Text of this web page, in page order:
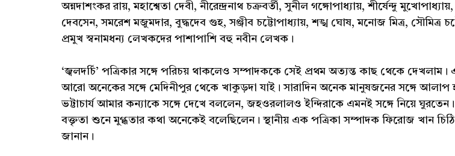
অন্নদাশংকর রায়, মহাশ্বেতা দেবী, নীরেন্দ্রনাথ চক্রবর্তী, সুনীল গঙ্গোপাধ্যায়, শীর্ষেন্দু
দেবসেন, সমরেশ মজুমদার, বুদ্ধদেব গুহ, সঞ্জীব চট্টোপাধ্যায়, শঙ্খ ঘোষ, মনোজ মিত্র, সৌমিত্র
প্রমুখ স্বনামধন্য লেখকদের পাশাপাশি বহু নবীন লেখক।
‘জ্বলদর্চি’ পত্রিকার সঙ্গে পরিচয় থাকলেও সম্পাদককে সেই প্রথম অত্যন্ত কাছ থেকে
আরো অনেকের সঙ্গে মেদিনীপুর থেকে খাকুড়দা যাই। সারাদিন অনেক মানুষজনের সঙ্গে
ভট্টাচার্য আমার কন্যাকে সঙ্গে দেখে বললেন, জহওরলালও ইন্দিরাকে এমনই সঙ্গে নিয়ে
বক্তৃতা শুনে মুগ্ধতার কথা অনেকেই বলেছিলেন। স্থানীয় এক পত্রিকা সম্পাদক ফিরোজ খান
জানান।